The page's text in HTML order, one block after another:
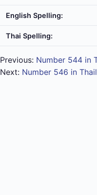
English Spelling:
Thai Spelling:
Previous: Number 544 in
Next: Number 546 in